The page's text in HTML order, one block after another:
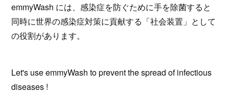
emmyWash には、感染症を防ぐために手を除菌すると
同時に世界の感染症対策に貢献する「社会装置」として
の役割があります。
Let's use emmyWash to prevent the spread of infectious
diseases !